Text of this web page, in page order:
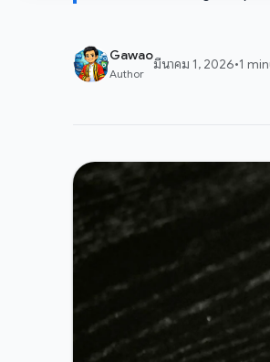
Gawao
Author
มีนาคม 1, 2026•1